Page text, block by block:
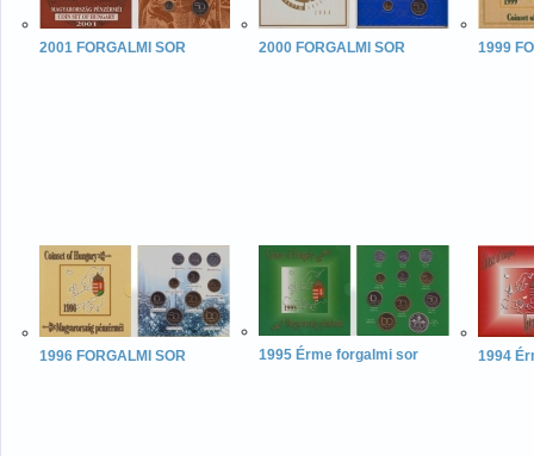
2001 FORGALMI SOR 2000 FORGALMI SOR 1999
1996 FORGALMI SOR 1995 Érme forgalmi sor 1994